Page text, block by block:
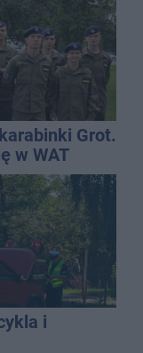
Grot.
w WAT
i